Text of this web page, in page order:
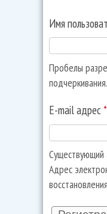
Имя
Пробелы
подчеркивания.
E-mail адрес *
Существующий
Адрес